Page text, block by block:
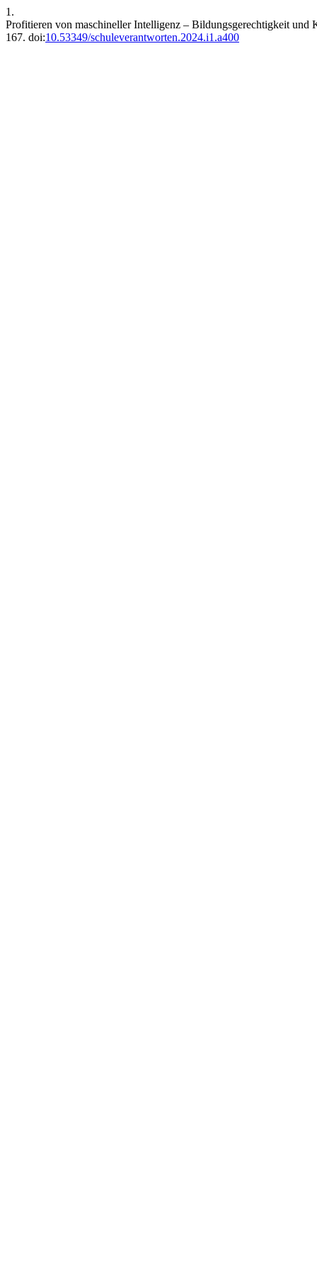
1.
Profitieren von maschineller Intelligenz – Bildungsgerechtigkeit
167. doi:10.53349/schuleverantworten.2024.i1.a400